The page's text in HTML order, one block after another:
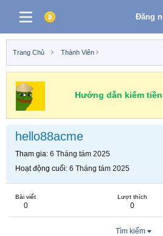
Đăng
Trang Chủ Thành Viên
Hướng dẫn kiếm
hello88acme
Tham gia 6 Tháng tám 2025
Hoạt động cuối 6 Tháng tám 2025
Bài viết
0
Lượt thích
0
Tìm kiếm